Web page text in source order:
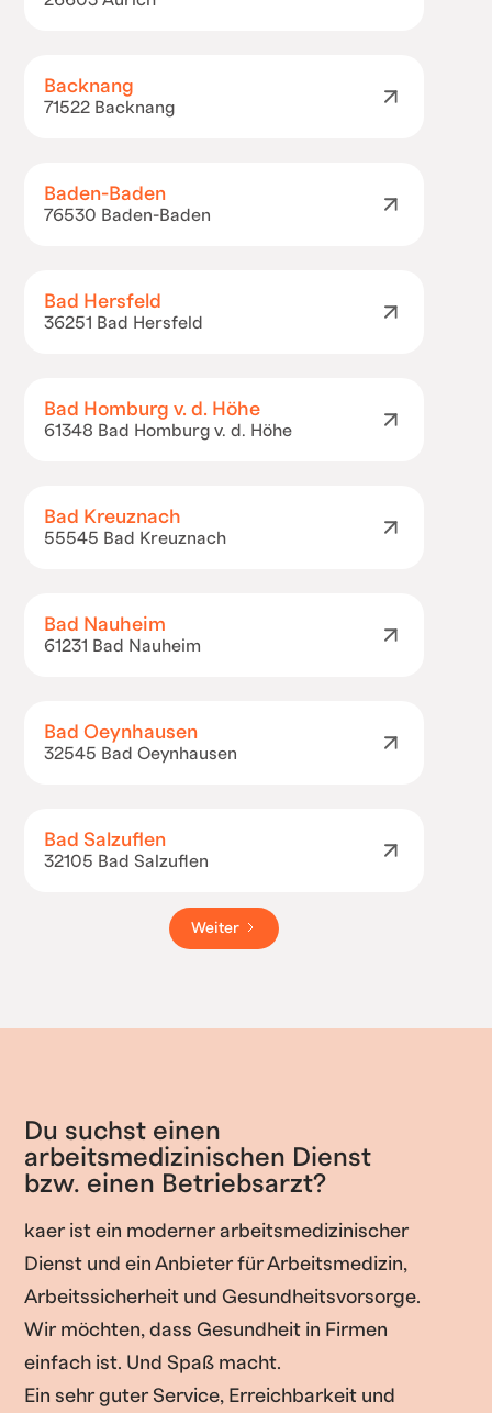
Backnang
71522 Backnang
Baden-Baden
76530 Baden-Baden
Bad Hersfeld
36251 Bad Hersfeld
Bad Homburg v. d. Höhe
61348 Bad Homburg v. d. Höhe
Bad Kreuznach
55545 Bad Kreuznach
Bad Nauheim
61231 Bad Nauheim
Bad Oeynhausen
32545 Bad Oeynhausen
Bad Salzuflen
32105 Bad Salzuflen
Weiter
Du suchst einen
arbeitsmedizinischen Dienst
bzw. einen Betriebsarzt?
kaer ist ein moderner arbeitsmedizinischer
Dienst und ein Anbieter für Arbeitsmedizin,
Arbeitssicherheit und Gesundheitsvorsorge.
Wir möchten, dass Gesundheit in Firmen
einfach ist. Und Spaß macht.
Ein sehr guter Service, Erreichbarkeit und